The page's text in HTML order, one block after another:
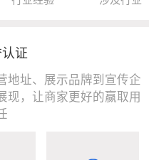
证
地址、展示品牌到宣传企
现，让商家更好的赢取用